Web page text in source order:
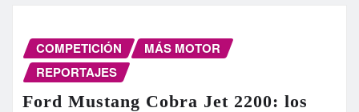
COMPETICIÓN
MÁS MOTOR
REPORTAJES
Ford Mustang Cobra Jet 2200: los